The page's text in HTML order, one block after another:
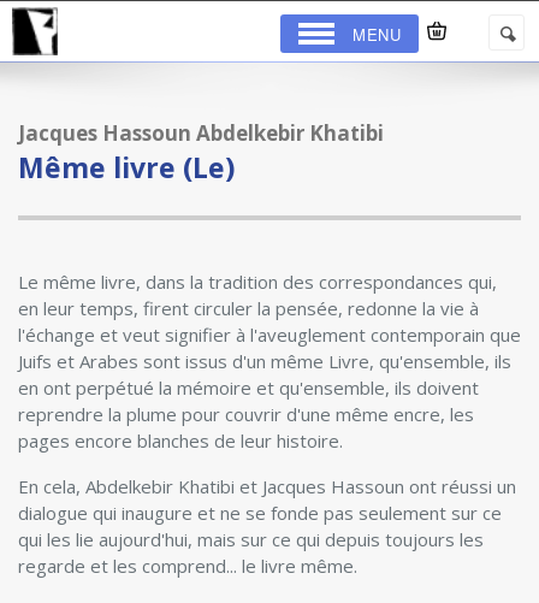
MENU
Jacques Hassoun Abdelkebir Khatibi
Même livre (Le)
Le même livre, dans la tradition des correspondances qui,
en leur temps, firent circuler la pensée, redonne la vie à
l'échange et veut signifier à l'aveuglement contemporain que
Juifs et Arabes sont issus d'un même Livre, qu'ensemble, ils
en ont perpétué la mémoire et qu'ensemble, ils doivent
reprendre la plume pour couvrir d'une même encre, les
pages encore blanches de leur histoire.
En cela, Abdelkebir Khatibi et Jacques Hassoun ont réussi un
dialogue qui inaugure et ne se fonde pas seulement sur ce
qui les lie aujourd'hui, mais sur ce qui depuis toujours les
regarde et les comprend... le livre même.